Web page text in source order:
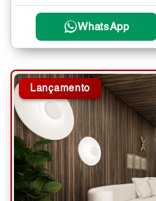
WhatsApp
Lançamento